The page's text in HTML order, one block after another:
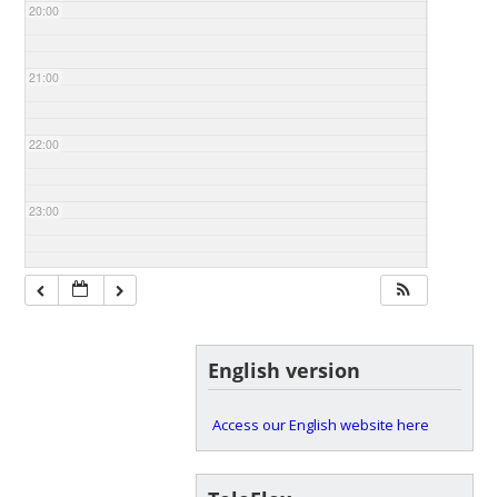
20:00
21:00
22:00
23:00
English version
Access our English website here